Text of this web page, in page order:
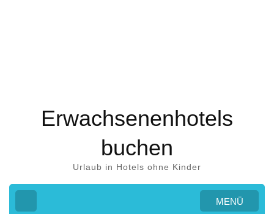
Erwachsenenhotels
buchen
Urlaub in Hotels ohne Kinder
MENÜ